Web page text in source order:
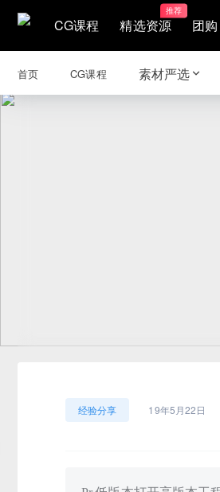
CG课程 精选资源
推荐
团购
首页 CG课程 素材严选
经验分享 19年5月22日